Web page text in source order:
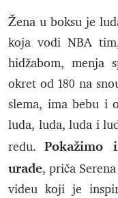
Žena u boksu je
koja vodi NBA
hidžabom, menja
okret od 180 na
slema, ima bebu i
luda, luda, luda i
redu.Pokažimo
urade, priča
videu koji je